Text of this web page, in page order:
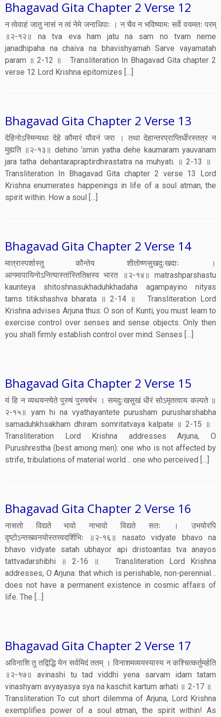
Bhagavad Gita Chapter 2 Verse 12
न त्वेवाहं जातु नासं न त्वं नेमे जनाधिपाः । न चैव न भविष्यामः सर्वे वयमतः परम्
॥२-१२॥ na tva eva ham jatu na sam no tvam neme
janadhipaha na chaiva na bhavishyamah Sarve vayamatah
param ॥ 2-12 ॥ Transliteration In Bhagavad Gita chapter 2
verse 12 Lord Krishna epitomizes […]
Bhagavad Gita Chapter 2 Verse 13
देहिनोऽस्मिन्यथा देहे कौमारं यौवनं जरा । तथा देहान्तरप्राप्तिर्धीरस्तत्र न
मुह्यति ॥२-१३॥ dehino ‘smin yatha dehe kaumaram yauvanam
jara tatha dehantarapraptirdhirastatra na muhyati. ॥ 2-13 ॥
Transliteration In Bhagavad Gita chapter 2 verse 13 Lord
Krishna enumerates happenings in life of a soul atman, the
spirit within. How a soul […]
Bhagavad Gita Chapter 2 Verse 14
मात्रास्पर्शास्तु कौन्तेय शीतोष्णसुखदुःखदाः ।
आगमापायिनोऽनित्यास्तांस्तितिक्षस्व भारत ॥२-१४॥ matrashparshastu
kaunteya shitoshnasukhaduhkhadaha agampayino nityas
tams titikshashva bharata ॥ 2-14 ॥ Transliteration Lord
Krishna advises Arjuna thus: O son of Kunti, you must learn to
exercise control over senses and sense objects. Only then
you shall firmly establish control over mind. Senses […]
Bhagavad Gita Chapter 2 Verse 15
यं हि न व्यथयन्त्येते पुरुषं पुरुषर्षभ । समदुःखसुखं धीरं सोऽमृतत्वाय कल्पते ॥
२-१५॥ yam hi na vyathayantete purusham purusharshabha
samaduhkhsakham dhiram somritatvaya kalpate ॥ 2-15 ॥
Transliteration Lord Krishna addresses Arjuna, O
Purushrestha (best among men): one who is not affected by
strife, tribulations of material world… one who perceived […]
Bhagavad Gita Chapter 2 Verse 16
नासतो विद्यते भावो नाभावो विद्यते सतः । उभयोरपि
दृष्टोऽन्तस्त्वनयोस्तत्त्वदर्शिभिः ॥२-१६॥ nasato vidyate bhavo na
bhavo vidyate satah ubhayor api dristoantas tva anayos
tattvadarshibhi ॥ 2-16 ॥ Transliteration Lord Krishna
addresses, O Arjuna: that which is perishable, non-perennial…
does not have a permanent existence in cosmic affairs of
life. The […]
Bhagavad Gita Chapter 2 Verse 17
अविनाशि तु तद्विद्धि येन सर्वमिदं ततम् । विनाशमव्ययस्यास्य न कश्चित्कर्तुमर्हति
॥२-१७॥ avinashi tu tad viddhi yena sarvam idam tatam
vinashyam avyayasya sya na kaschit kartum arhati ॥ 2-17 ॥
Transliteration To cut short dilemma of Arjuna, Lord Krishna
exemplifies power of a soul atman, the spirit within! As